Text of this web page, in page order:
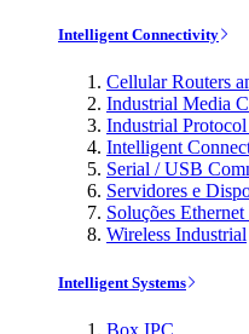
Intelligent Connectivity
Cellular Routers
Industrial Media
Industrial
Intelligent
Serial / USB
Servidores e
Soluções
Wireless Industrial
Intelligent Systems
Box IPC